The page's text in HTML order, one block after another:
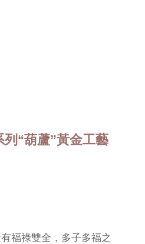
列“葫蘆”黃金工藝
福祿雙全，多子多福之